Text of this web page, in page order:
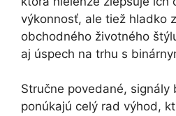
výkonnosť, ale tiež hladko
obchodného životného
aj úspech na trhu s
Stručne povedané, signály
ponúkajú celý rad výhod,